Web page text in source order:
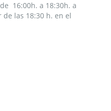
16:00h. a 18:30h. a
las 18:30 h. en el